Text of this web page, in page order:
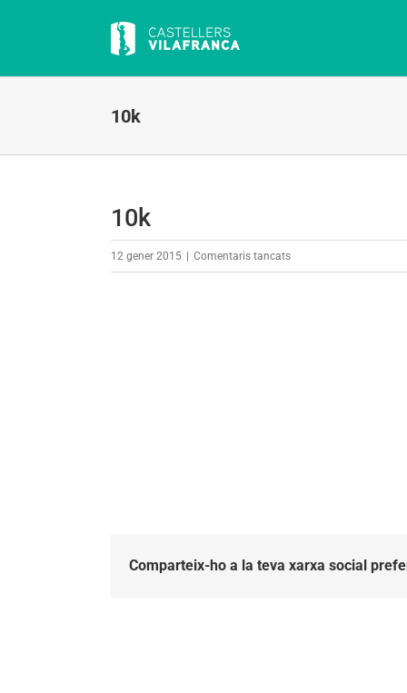
10k
10k
12 gener 2015 Comentaris tancatsa
Comparteix-ho a la teva xarxa social